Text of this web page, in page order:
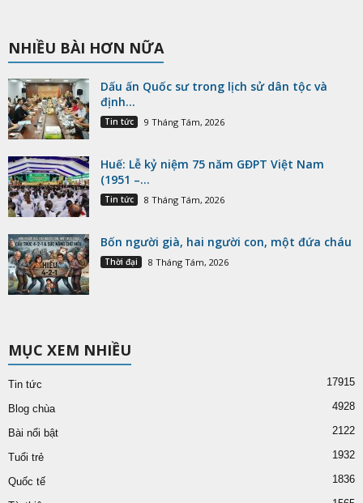
NHIỀU BÀI HƠN NỮA
Dấu ấn Quốc sư trong lịch sử dân tộc và
định...
Tin tức 9 Tháng Tám, 2026
Huế: Lễ kỷ niệm 75 năm GĐPT Việt Nam
(1951 –...
Tin tức 8 Tháng Tám, 2026
Bốn người già, hai người con, một đứa cháu
Thời đại 8 Tháng Tám, 2026
MỤC XEM NHIỀU
Tin tức 17915
Blog chùa 4928
Bài nổi bật 2122
Tuổi trẻ 1932
Quốc tế 1836